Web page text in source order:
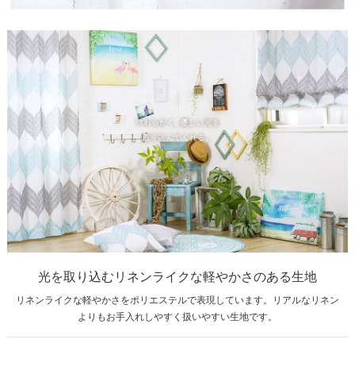
光を取り込むリネンライクな軽やかさのある生地
リネンライクな軽やかさをポリエステルで表現しています。リアルなリネン
よりもお手入れしやすく扱いやすい生地です。